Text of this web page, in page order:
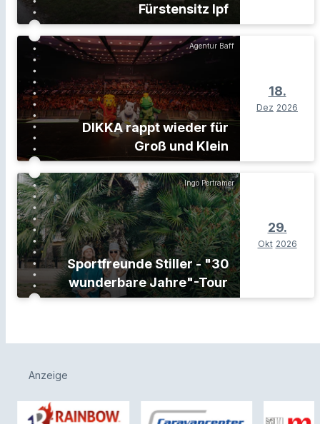
Fürstensitz Ipf
Agentur Baff
DIKKA rappt wieder für
Groß und Klein
18.
Dez 2026
Ingo Pertramer
Sportfreunde Stiller - "30
wunderbare Jahre"-Tour
29.
Okt 2026
Anzeige